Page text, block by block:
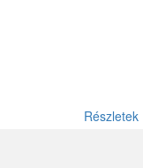
Részletek